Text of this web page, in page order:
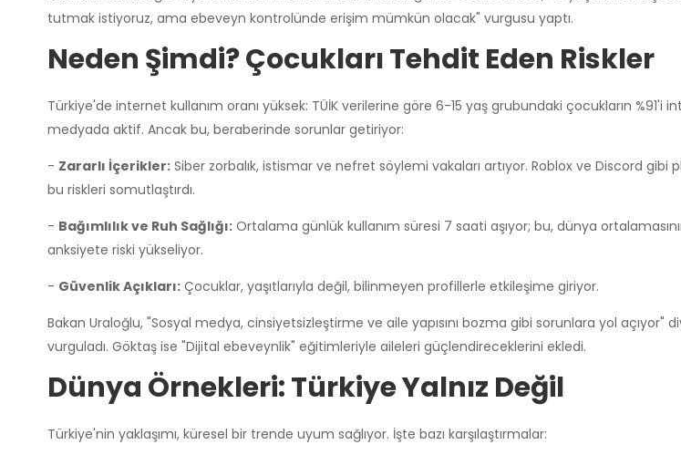
tutmak istiyoruz, ama ebeveyn kontrolünde erişim mümkün olacak" vurgusu yaptı.
Neden Şimdi? Çocukları Tehdit Eden Riskler
Türkiye'de internet kullanım oranı yüksek: TÜİK verilerine göre 6-15 yaş grubundaki çocukların %91'i
medyada aktif. Ancak bu, beraberinde sorunlar getiriyor:
- Zararlı İçerikler: Siber zorbalık, istismar ve nefret söylemi vakaları artıyor. Roblox ve Discord
bu riskleri somutlaştırdı.
- Bağımlılık ve Ruh Sağlığı: Ortalama günlük kullanım süresi 7 saati aşıyor; bu, dünya
anksiyete riski yükseliyor.
- Güvenlik Açıkları: Çocuklar, yaşıtlarıyla değil, bilinmeyen profillerle etkileşime giriyor.
Bakan Uraloğlu, "Sosyal medya, cinsiyetsizleştirme ve aile yapısını bozma gibi sorunlara yol açıyor"
vurguladı. Göktaş ise "Dijital ebeveynlik" eğitimleriyle aileleri güçlendireceklerini ekledi.
Dünya Örnekleri: Türkiye Yalnız Değil
Türkiye'nin yaklaşımı, küresel bir trende uyum sağlıyor. İşte bazı karşılaştırmalar: